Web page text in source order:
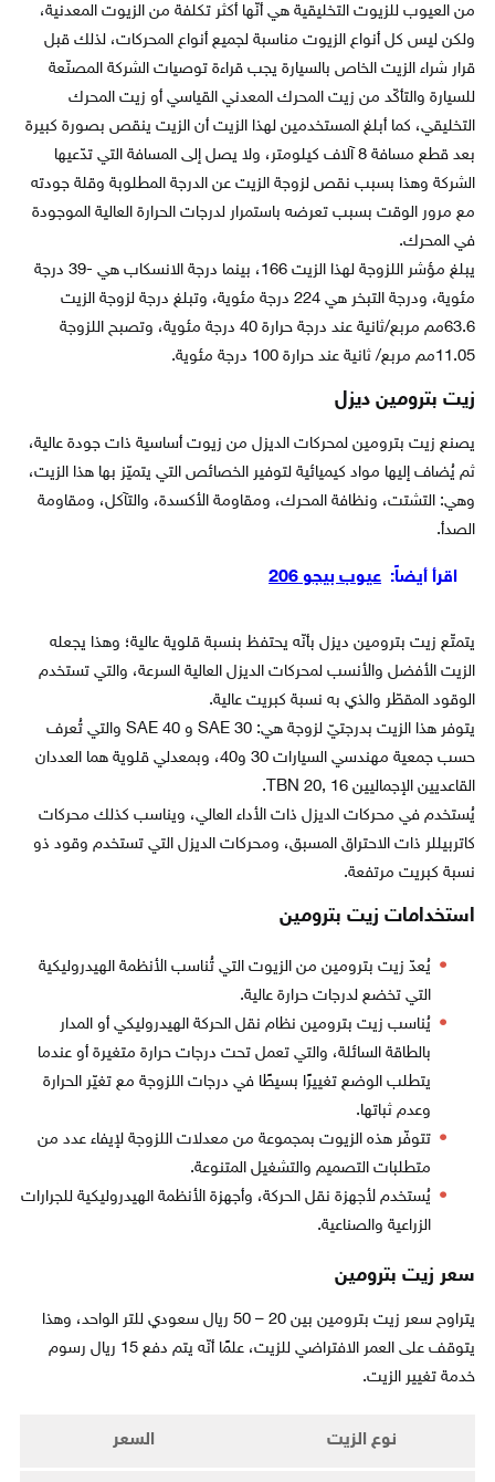
من العيوب للزيوت التخليقية هي أنّها أكثر تكلفة من الزيوت المعدنية،
ولكن ليس كل أنواع الزيوت مناسبة لجميع أنواع المحركات، لذلك قبل
قرار شراء الزيت الخاص بالسيارة يجب قراءة توصيات الشركة المصنّعة
للسيارة والتأكّد من زيت المحرك المعدني القياسي أو زيت المحرك
التخليقي، كما أبلغ المستخدمين لهذا الزيت أن الزيت ينقص بصورة كبيرة
بعد قطع مسافة 8 آلاف كيلومتر، ولا يصل إلى المسافة التي تدّعيها
الشركة وهذا بسبب نقص لزوجة الزيت عن الدرجة المطلوبة وقلة جودته
مع مرور الوقت بسبب تعرضه باستمرار لدرجات الحرارة العالية الموجودة
في المحرك.
يبلغ مؤشر اللزوجة لهذا الزيت 166، بينما درجة الانسكاب هي -39 درجة
مئوية، ودرجة التبخر هي 224 درجة مئوية، وتبلغ درجة لزوجة الزيت
63.6مم مربع/ثانية عند درجة حرارة 40 درجة مئوية، وتصبح اللزوجة
11.05مم مربع/ ثانية عند حرارة 100 درجة مئوية.
زيت بترومين ديزل
يصنع زيت بترومين لمحركات الديزل من زيوت أساسية ذات جودة عالية،
ثم يُضاف إليها مواد كيميائية لتوفير الخصائص التي يتميّز بها هذا الزيت،
وهي: التشتت، ونظافة المحرك، ومقاومة الأكسدة، والتآكل، ومقاومة
الصدأ.
اقرأ أيضاً: عيوب بيجو 206
يتمتّع زيت بترومين ديزل بأنّه يحتفظ بنسبة قلوية عالية؛ وهذا يجعله
الزيت الأفضل والأنسب لمحركات الديزل العالية السرعة، والتي تستخدم
الوقود المقطّر والذي به نسبة كبريت عالية.
يتوفر هذا الزيت بدرجتيّ لزوجة هي: SAE 30 و SAE 40 والتي تُعرف
حسب جمعية مهندسي السيارات 30 و40، وبمعدلي قلوية هما العددان
القاعديين الإجماليين TBN 20, 16.
يُستخدم في محركات الديزل ذات الأداء العالي، ويناسب كذلك محركات
كاتربيللر ذات الاحتراق المسبق، ومحركات الديزل التي تستخدم وقود ذو
نسبة كبريت مرتفعة.
استخدامات زيت بترومين
يُعدّ زيت بترومين من الزيوت التي تُناسب الأنظمة الهيدروليكية
التي تخضع لدرجات حرارة عالية.
يُناسب زيت بترومين نظام نقل الحركة الهيدروليكي أو المدار
بالطاقة السائلة، والتي تعمل تحت درجات حرارة متغيرة أو عندما
يتطلب الوضع تغييرًا بسيطًا في درجات اللزوجة مع تغيّر الحرارة
وعدم ثباتها.
تتوفّر هذه الزيوت بمجموعة من معدلات اللزوجة لإيفاء عدد من
متطلبات التصميم والتشغيل المتنوعة.
يُستخدم لأجهزة نقل الحركة، وأجهزة الأنظمة الهيدروليكية للجرارات
الزراعية والصناعية.
سعر زيت بترومين
يتراوح سعر زيت بترومين بين 20 – 50 ريال سعودي للتر الواحد، وهذا
يتوقف على العمر الافتراضي للزيت، علمًا أنّه يتم دفع 15 ريال رسوم
خدمة تغيير الزيت.
نوع الزيت السعر